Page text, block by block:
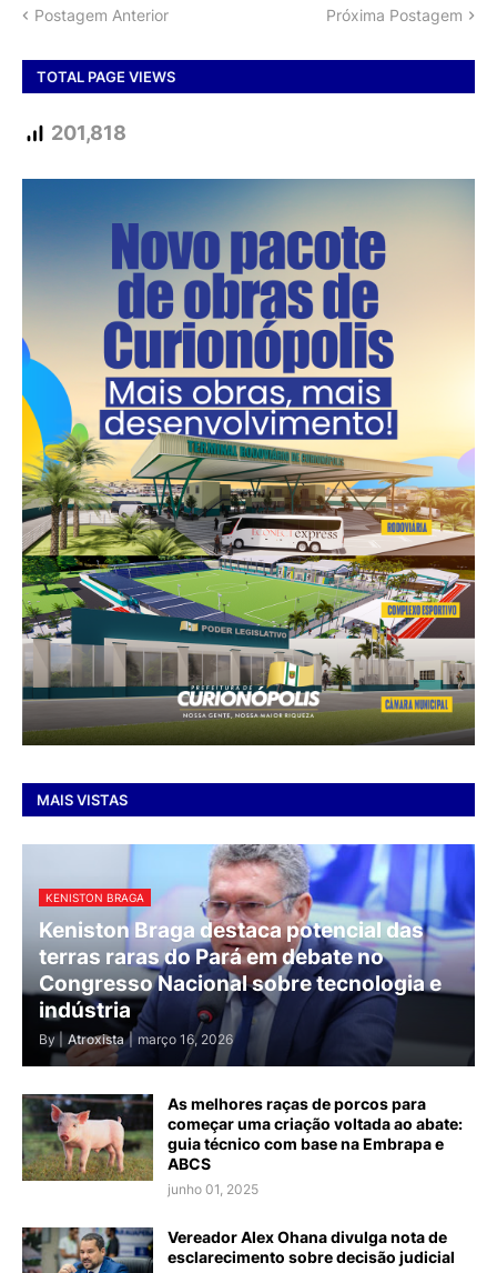
Postagem Anterior Próxima Postagem
TOTAL PAGE VIEWS
201,818
MAIS VISTAS
KENISTON BRAGA
Keniston Braga destaca potencial das
terras raras do Pará em debate no
Congresso Nacional sobre tecnologia e
indústria
By | Atroxista | março 16, 2026
As melhores raças de porcos para
começar uma criação voltada ao abate:
guia técnico com base na Embrapa e
ABCS
junho 01, 2025
Vereador Alex Ohana divulga nota de
esclarecimento sobre decisão judicial